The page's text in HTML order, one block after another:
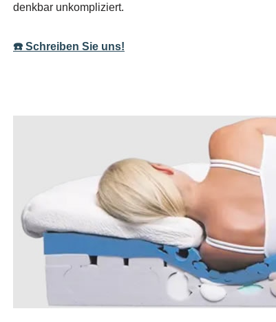
denkbar unkompliziert.
☎️ Schreiben Sie uns!